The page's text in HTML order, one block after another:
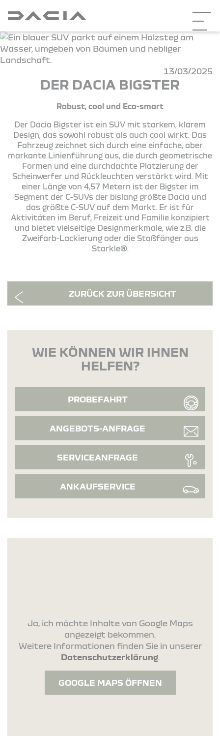
13/03/2025
DER DACIA BIGSTER
Robust, cool und Eco-smart
Der Dacia Bigster ist ein SUV mit starkem, klarem
Design, das sowohl robust als auch cool wirkt. Das
Fahrzeug zeichnet sich durch eine einfache, aber
markante Linienführung aus, die durch geometrische
Formen und eine durchdachte Platzierung der
Scheinwerfer und Rückleuchten verstärkt wird. Mit
einer Länge von 4,57 Metern ist der Bigster im
Segment der C-SUVs der bislang größte Dacia und
das größte C-SUV auf dem Markt. Er ist für
Aktivitäten im Beruf, Freizeit und Familie konzipiert
und bietet vielseitige Designmerkmale, wie z.B. die
Zweifarb-Lackierung oder die Stoßfänger aus
Starkle®.
ZURÜCK ZUR ÜBERSICHT
WIE KÖNNEN WIR IHNEN
HELFEN?
PROBEFAHRT
ANGEBOTS-ANFRAGE
SERVICEANFRAGE
ANKAUFSERVICE
Ja, ich möchte Inhalte von Google Maps
angezeigt bekommen.
Weitere Informationen finden Sie in unserer
Datenschutzerklärung.
GOOGLE MAPS ÖFFNEN